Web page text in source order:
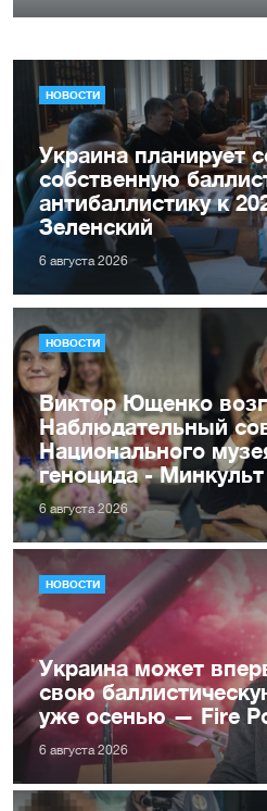
НОВОСТИ
Украина планирует
собственную
антибаллистику к
Зеленский
6 августа 2026
НОВОСТИ
Виктор Ющенко
Наблюдательный
Национального
геноцида - Минкульт
6 августа 2026
НОВОСТИ
Украина может
свою
уже осенью — Fire
6 августа 2026